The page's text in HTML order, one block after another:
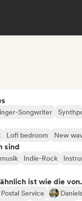
Songwriter
Lofi bedroom New
sind
Indie-Rock
ist wie die
Service